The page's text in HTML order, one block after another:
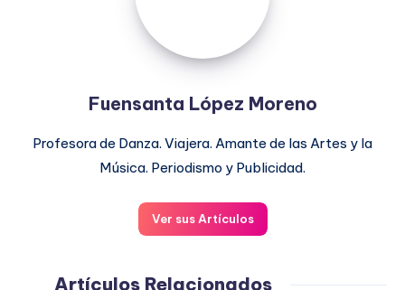
Fuensanta López Moreno
Profesora de Danza. Viajera. Amante de las Artes y la
Música. Periodismo y Publicidad.
Ver sus Artículos
Artículos Relacionados